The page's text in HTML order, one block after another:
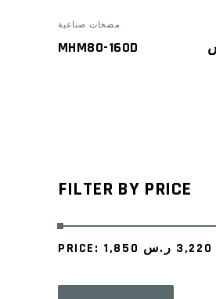
مضخات صناعية
MHM80-160D
FILTER BY PRICE
PRICE: 3,220 ر.س